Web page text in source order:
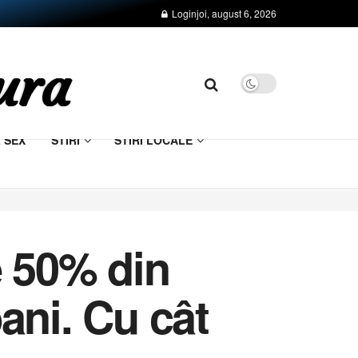
Loginjoi, august 6, 2026
SEX STIRI STIRI LOCALE
din
Cu cât